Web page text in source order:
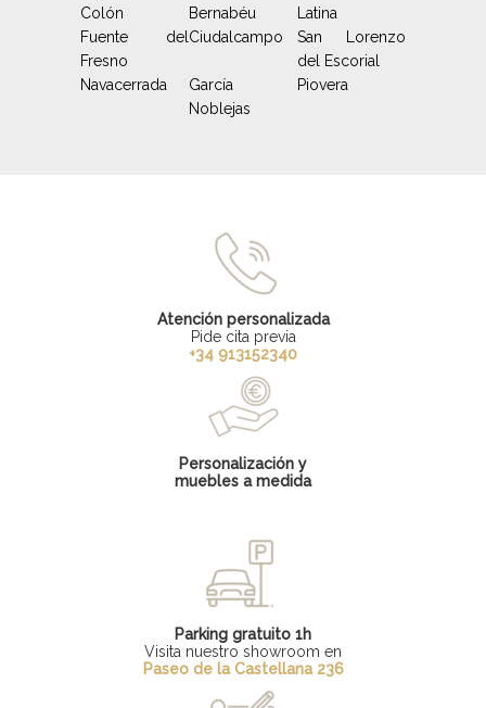
Colón
Bernabéu
Latina
Fuente del
Fresno
Ciudalcampo
San Lorenzo
del Escorial
Navacerrada
García
Noblejas
Piovera
Atención personalizada
Pide cita previa
+34 913152340
Personalización y
muebles a medida
Parking gratuito 1h
Visita nuestro showroom en
Paseo de la Castellana 236